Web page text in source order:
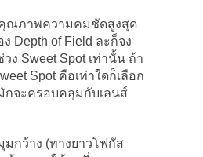
ณภาพความคมชัดสูงสุด
Depth of Field ละก็จง
ง Sweet Spot เท่านั้น ถ้า
Spot คือเท่าใดก็เลือก
กจะครอบคลุมกับเลนส์
กว้าง (ทางยาวโฟกัส